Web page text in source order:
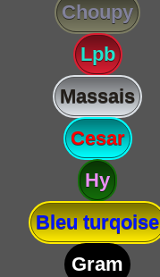
Choupy
Lpb
Massais
Cesar
Hy
Bleu turqoise
Gram